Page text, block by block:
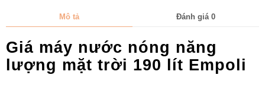
Mô tả Đánh giá 0
Giá máy nước nóng năng
lượng mặt trời 190 lít Empoli